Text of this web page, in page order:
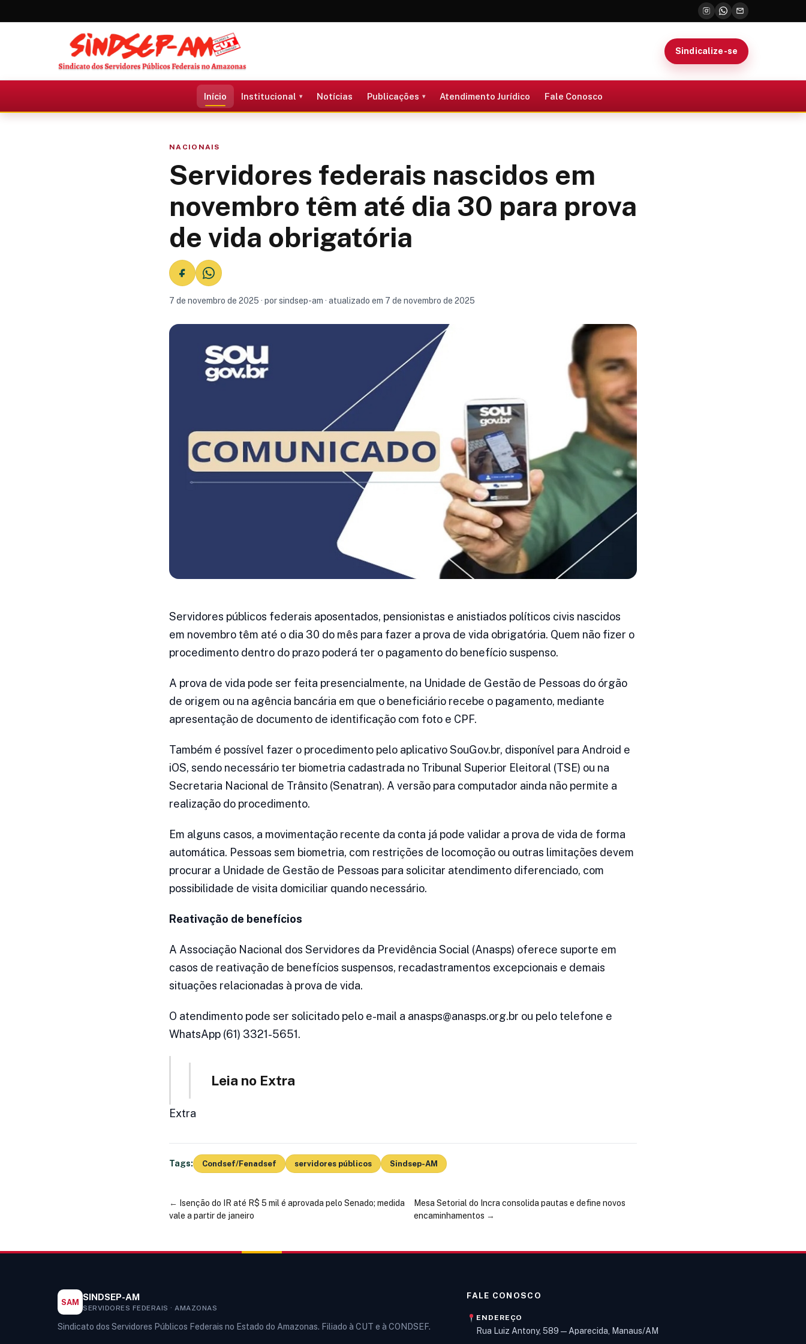
Sindicalize-se
Início Institucional Notícias Publicações Atendimento Jurídico Fale Conosco
NACIONAIS
Servidores federais nascidos em
novembro têm até dia 30 para prova
de vida obrigatória
7 de novembro de 2025 · por sindsep-am · atualizado em 7 de novembro de 2025
Servidores públicos federais aposentados, pensionistas e anistiados políticos civis nascidos
em novembro têm até o dia 30 do mês para fazer a prova de vida obrigatória. Quem não fizer o
procedimento dentro do prazo poderá ter o pagamento do benefício suspenso.
A prova de vida pode ser feita presencialmente, na Unidade de Gestão de Pessoas do órgão
de origem ou na agência bancária em que o beneficiário recebe o pagamento, mediante
apresentação de documento de identificação com foto e CPF.
Também é possível fazer o procedimento pelo aplicativo SouGov.br, disponível para Android e
iOS, sendo necessário ter biometria cadastrada no Tribunal Superior Eleitoral (TSE) ou na
Secretaria Nacional de Trânsito (Senatran). A versão para computador ainda não permite a
realização do procedimento.
Em alguns casos, a movimentação recente da conta já pode validar a prova de vida de forma
automática. Pessoas sem biometria, com restrições de locomoção ou outras limitações devem
procurar a Unidade de Gestão de Pessoas para solicitar atendimento diferenciado, com
possibilidade de visita domiciliar quando necessário.
Reativação de benefícios
A Associação Nacional dos Servidores da Previdência Social (Anasps) oferece suporte em
casos de reativação de benefícios suspensos, recadastramentos excepcionais e demais
situações relacionadas à prova de vida.
O atendimento pode ser solicitado pelo e-mail a anasps@anasps.org.br ou pelo telefone e
WhatsApp (61) 3321-5651.
Leia no Extra
Extra
Tags: Condsef/Fenadsef servidores públicos Sindsep-AM
← Isenção do IR até R$ 5 mil é aprovada pelo Senado; medida
vale a partir de janeiro
Mesa Setorial do Incra consolida pautas e define novos
encaminhamentos →
SAM SINDSEP-AM
SERVIDORES FEDERAIS · AMAZONAS
Sindicato dos Servidores Públicos Federais no Estado do Amazonas. Filiado à CUT e à CONDSEF.
FALE CONOSCO
ENDEREÇO
Rua Luiz Antony, 589 — Aparecida, Manaus/AM